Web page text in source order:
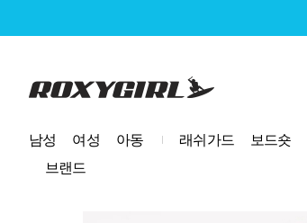
로고
남성 여성 아동 래쉬가드 보드숏
브랜드